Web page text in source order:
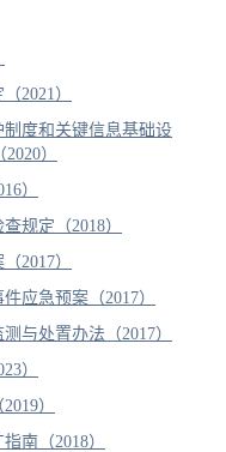
2021）
度和关键信息基础设
）
）
规定（2018）
2017）
应急预案（2017）
与处置办法（2017）
）
）
南（2018）